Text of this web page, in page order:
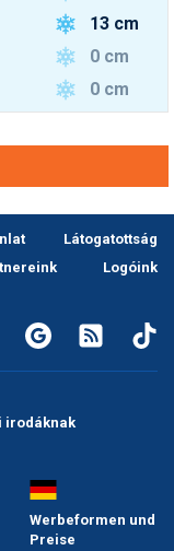
13 cm
0 cm
0 cm
Látogatottság
Logóink
irodáknak
Werbeformen und
Preise